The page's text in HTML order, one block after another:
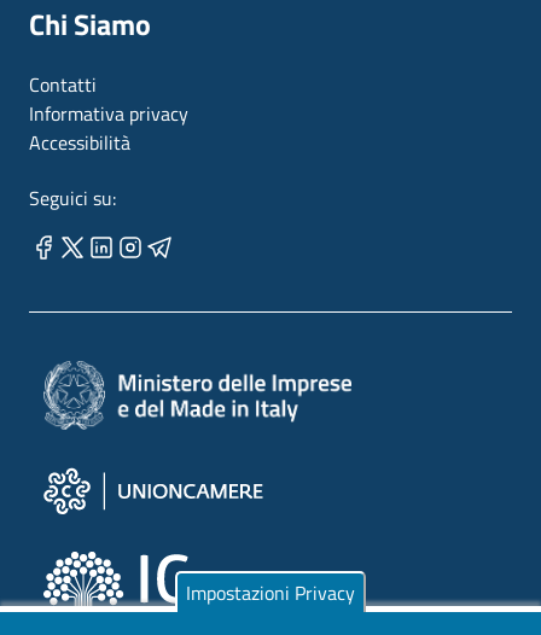
Chi Siamo
Contatti
Informativa privacy
Accessibilità
Seguici su:
Impostazioni Privacy